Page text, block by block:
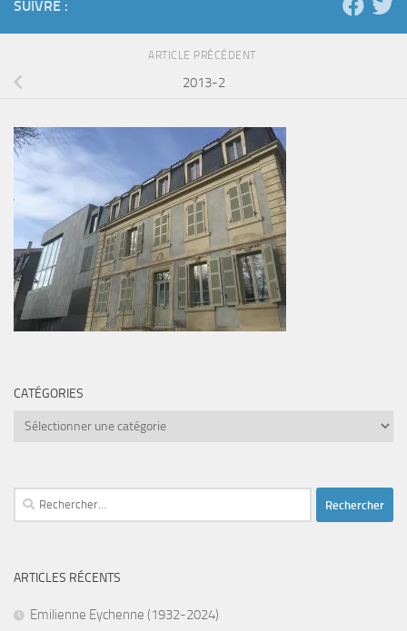
SUIVRE :
ARTICLE PRÉCÉDENT
2013-2
CATÉGORIES
Catégories
Rechercher :
ARTICLES RÉCENTS
Emilienne Eychenne (1932-2024)